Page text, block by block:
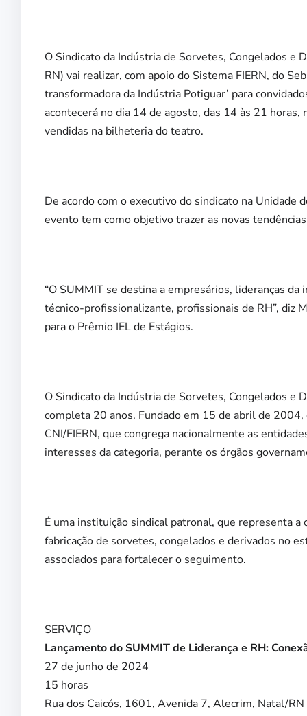
O Sindicato da Indústria de Sorvetes, Congelados e
RN) vai realizar, com apoio do Sistema FIERN, do
transformadora da Indústria Potiguar’ para
acontecerá no dia 14 de agosto, das 14 às 21
vendidas na bilheteria do teatro.
De acordo com o executivo do sindicato na
evento tem como objetivo trazer as novas
“O SUMMIT se destina a empresários, lideranças
técnico-profissionalizante, profissionais de RH”, diz
para o Prêmio IEL de Estágios.
O Sindicato da Indústria de Sorvetes, Congelados e
completa 20 anos. Fundado em 15 de abril de
CNI/FIERN, que congrega nacionalmente as
interesses da categoria, perante os órgãos
É uma instituição sindical patronal, que representa
fabricação de sorvetes, congelados e derivados no
associados para fortalecer o seguimento.
SERVIÇO
Lançamento do SUMMIT de Liderança e RH:
27 de junho de 2024
15 horas
Rua dos Caicós, 1601, Avenida 7, Alecrim, Natal/RN